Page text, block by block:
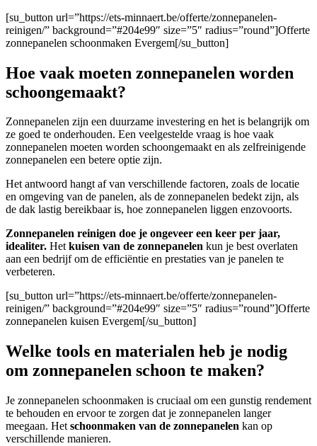
[su_button url=”https://ets-minnaert.be/offerte/zonnepanelen-
reinigen/” background=”#204e99″ size=”5″ radius=”round”]Offerte
zonnepanelen schoonmaken Evergem[/su_button]
Hoe vaak moeten zonnepanelen worden
schoongemaakt?
Zonnepanelen zijn een duurzame investering en het is belangrijk om
ze goed te onderhouden. Een veelgestelde vraag is hoe vaak
zonnepanelen moeten worden schoongemaakt en als zelfreinigende
zonnepanelen een betere optie zijn.
Het antwoord hangt af van verschillende factoren, zoals de locatie
en omgeving van de panelen, als de zonnepanelen bedekt zijn, als
de dak lastig bereikbaar is, hoe zonnepanelen liggen enzovoorts.
Zonnepanelen reinigen doe je ongeveer een keer per jaar,
idealiter. Hetkuisen van de zonnepanelen kun je best overlaten
aan een bedrijf om de efficiëntie en prestaties van je panelen te
verbeteren.
[su_button url=”https://ets-minnaert.be/offerte/zonnepanelen-
reinigen/” background=”#204e99″ size=”5″ radius=”round”]Offerte
zonnepanelen kuisen Evergem[/su_button]
Welke tools en materialen heb je nodig
om zonnepanelen schoon te maken?
Je zonnepanelen schoonmaken is cruciaal om een gunstig rendement
te behouden en ervoor te zorgen dat je zonnepanelen langer
meegaan. Het schoonmaken van de zonnepanelen kan op
verschillende manieren.